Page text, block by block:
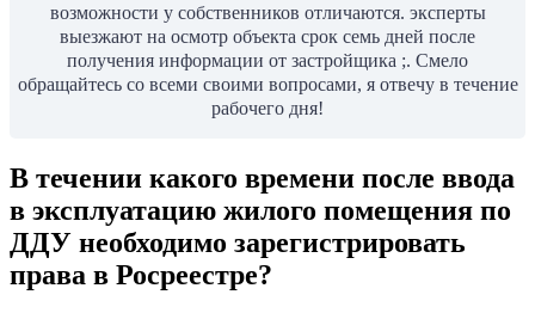
возможности у собственников отличаются. эксперты
выезжают на осмотр объекта срок семь дней после
получения информации от застройщика ;. Смело
обращайтесь со всеми своими вопросами, я отвечу в течение
рабочего дня!
В течении какого времени после ввода
в эксплуатацию жилого помещения по
ДДУ необходимо зарегистрировать
права в Росреестре?